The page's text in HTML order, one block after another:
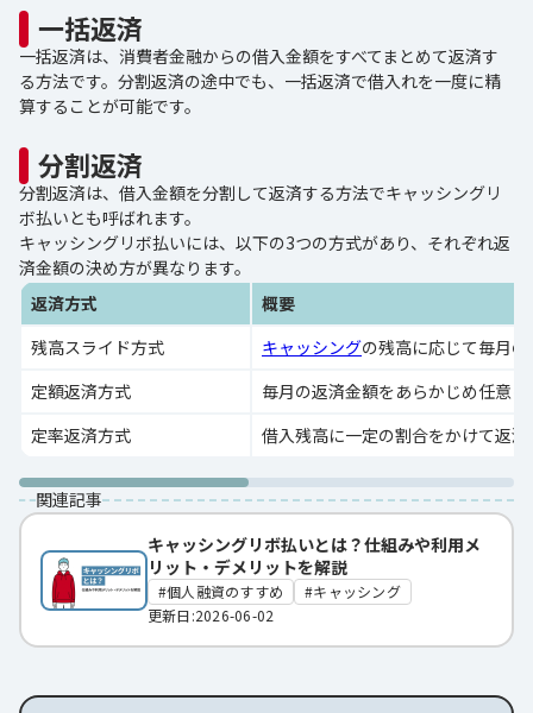
一括返済
一括返済は、消費者金融からの借入金額をすべてまとめて返済す
る方法です。分割返済の途中でも、一括返済で借入れを一度に精
算することが可能です。
分割返済
分割返済は、借入金額を分割して返済する方法でキャッシングリ
ボ払いとも呼ばれます。
キャッシングリボ払いには、以下の3つの方式があり、それぞれ返
済金額の決め方が異なります。
返済方式
概要
残高スライド方式
キャッシングの残高に応じて毎月
定額返済方式
毎月の返済金額をあらかじめ任意
定率返済方式
借入残高に一定の割合をかけて返
関連記事
キャッシングリボ払いとは？仕組みや利用メ
リット・デメリットを解説
個人融資のすすめ
キャッシング
更新日:2026-06-02